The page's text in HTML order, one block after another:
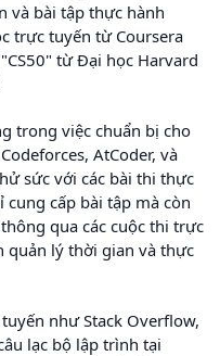
và bài tập thực hành
trực tuyến từ Coursera
từ Đại học Harvard
trong việc chuẩn bị cho
AtCoder, và
sức với các bài thi thực
cấp bài tập mà còn
qua các cuộc thi trực
quản lý thời gian và thực
như Stack Overflow,
lạc bộ lập trình tại